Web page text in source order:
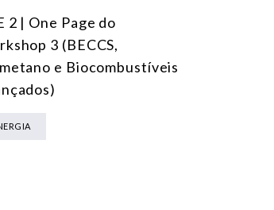
2 | One Page do
3 (BECCS,
e Biocombustíveis